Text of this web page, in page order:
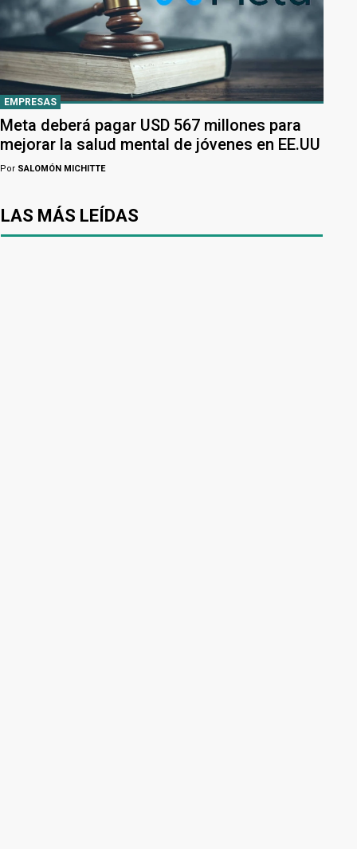
EMPRESAS
Meta deberá pagar USD 567 millones para
mejorar la salud mental de jóvenes en EE.UU
Por SALOMÓN MICHITTE
LAS MÁS LEÍDAS